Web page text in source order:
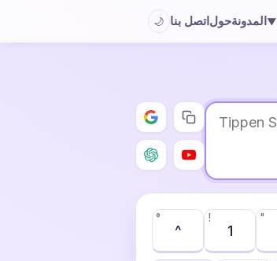
▼المدونةحولاتصل بنا 🌙
^
°
1
! "